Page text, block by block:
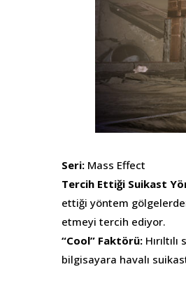
Seri: Mass Effect
Tercih Ettiği Suikast
ettiği yöntem
etmeyi tercih ediyor.
“Cool” Faktörü:
bilgisayara havalı